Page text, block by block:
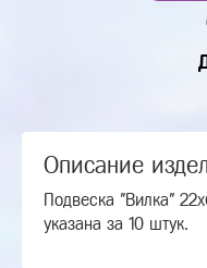
Описание
Подвеска "Вилка"
указана за 10 штук.